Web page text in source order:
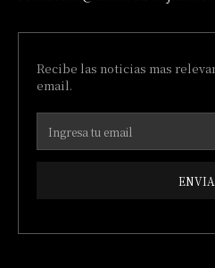
Recibe las noticias mas
email.